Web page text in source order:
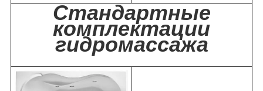
Стандартные
комплектации
гидромассажа